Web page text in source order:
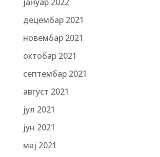
децембар 2021
новембар 2021
октобар 2021
септембар 2021
август 2021
јул 2021
јун 2021
мај 2021